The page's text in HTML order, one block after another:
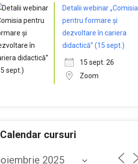
Detalii webinar „Comisia
pentru formare și
dezvoltare în cariera
didactică” (15 sept.)
15 sept. 26
Zoom
Calendar cursuri